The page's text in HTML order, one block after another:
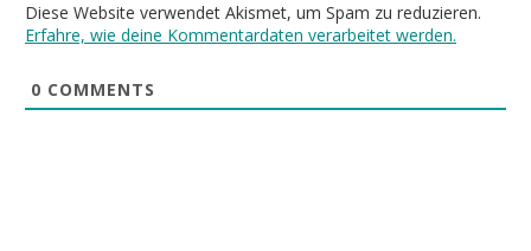
Diese Website verwendet Akismet, um Spam zu reduzieren.
Erfahre, wie deine Kommentardaten verarbeitet werden.
0 COMMENTS